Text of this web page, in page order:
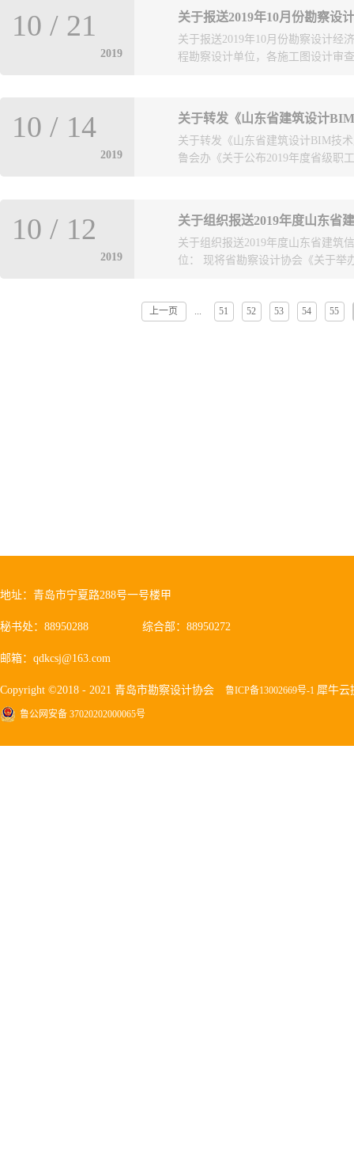
求；（四）在职且身体健康，能够
《山东省注册建筑师资格考试评分
资格考试评分专家库专家申请表》
院有限公司宋维泽青岛城市建筑设
程设计研究院有限责任公...
士在内的多位勘察设计大师作精彩
参加。 附件1：2019建筑原创设
2019年10月21日
关于报送2019年10月份勘察设
2019
10 / 21
关于报送2019年10月份勘察设计经
程勘察设计单位，各施工图设计审
、施工图设计审查机构报送2019
的单位范围是在我市注册的所有本
注册和税务登记的分支机构的外地
报送。根据《青岛市住房和城乡建
认真重视，加强报送意识。报送方
http://sjw.qingdao.gov.cn/）的右侧
进入该平台首页进行登录操作，具
三、各单位统计工作负责人或联系
诚信记录，情节严重的，将按照有
限期改正，在诚信评价系统中予以
关于转发《山东省建筑设计
2019
10 / 14
关于转发《山东省建筑设计BIM技
鲁会办《关于公布2019年度省级职
统一部署和要求，日前，山东省建
技术应用技能竞赛的预备通知》，
筑设计BIM技术应用技能竞赛的预
托，现将文件转发各单位，请结合
附件2：参赛人员报
关于组织报送2019年度山东省
2019
10 / 12
关于组织报送2019年度山东省建筑
位： 现将省勘察设计协会《关于举
IM）技术应用大赛的通知》转发
上一页 ... 51 52 53 54 55
地址：青岛市宁夏路288号一号楼甲
秘书处：88950288 综合部：88950272
邮箱：qdkcsj@163.com
Copyright ©2018 - 2021 青岛市勘察设计协会 鲁ICP备13002669号-1 犀牛云
鲁公网安备 37020202000065号